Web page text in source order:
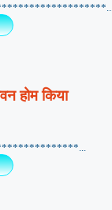
होम किया